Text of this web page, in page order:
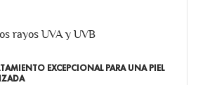
rayos UVA y UVB
EXCEPCIONAL PARA UNA PIEL